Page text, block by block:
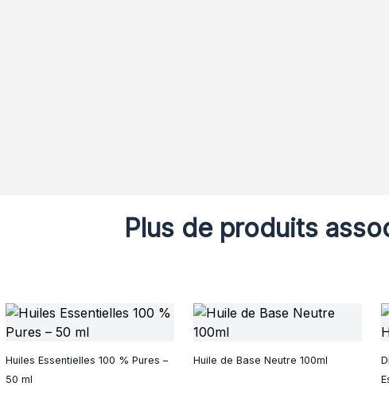
Plus de produits
Huiles Essentielles 100 % Pures –
50 ml
Huile de Base Neutre 100ml